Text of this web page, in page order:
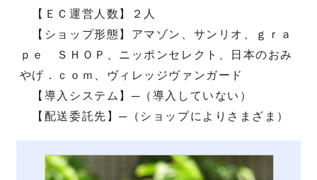
【ＥＣ運営人数】２人
【ショップ形態】アマゾン、サンリオ、ｇｒａ
ｐｅ ＳＨＯＰ、ニッポンセレクト、日本のおみ
やげ．ｃｏｍ、ヴィレッジヴァンガード
【導入システム】─（導入していない）
【配送委託先】─（ショップによりさまざま）